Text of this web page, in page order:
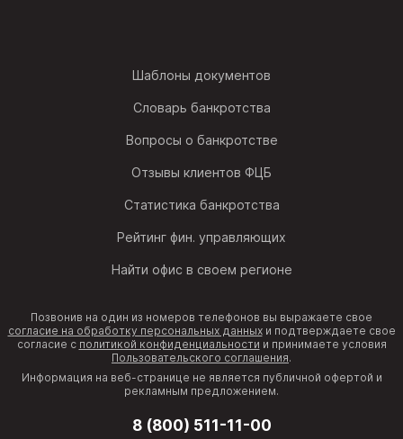
Шаблоны документов
Словарь банкротства
Вопросы о банкротстве
Отзывы клиентов ФЦБ
Статистика банкротства
Рейтинг фин. управляющих
Найти офис в своем регионе
Позвонив на один из номеров телефонов вы выражаете свое
согласие на обработку персональных данныхи подтверждаете свое
согласие с политикой конфиденциальности и принимаете условия
Пользовательского соглашения.
Информация на веб-странице не является публичной офертой и
рекламным предложением.
8 (800) 511-11-00